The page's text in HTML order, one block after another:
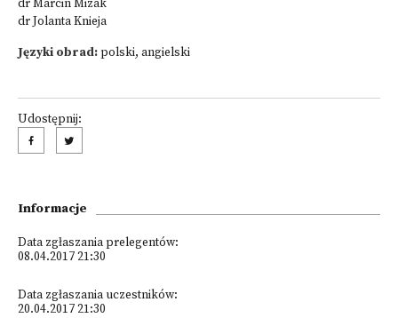
dr Marcin Mizak
dr Jolanta Knieja
Języki obrad:polski, angielski
Udostępnij:
Informacje
Data zgłaszania prelegentów:
08.04.2017 21:30
Data zgłaszania uczestników:
20.04.2017 21:30